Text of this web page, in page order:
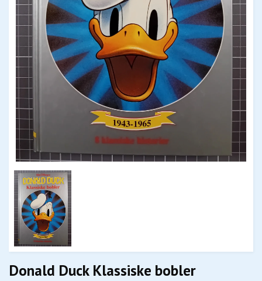
Donald Duck Klassiske bobler